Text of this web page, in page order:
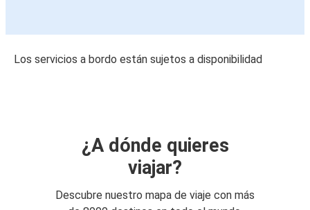
Los servicios a bordo están sujetos a disponibilidad
¿A dónde quieres
viajar?
Descubre nuestro mapa de viaje con más